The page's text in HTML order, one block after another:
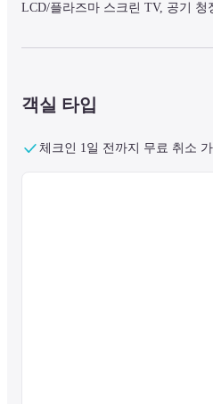
LCD/플라즈마 스크린 TV, 공기
객실 타입
체크인 1일 전까지 무료 취소